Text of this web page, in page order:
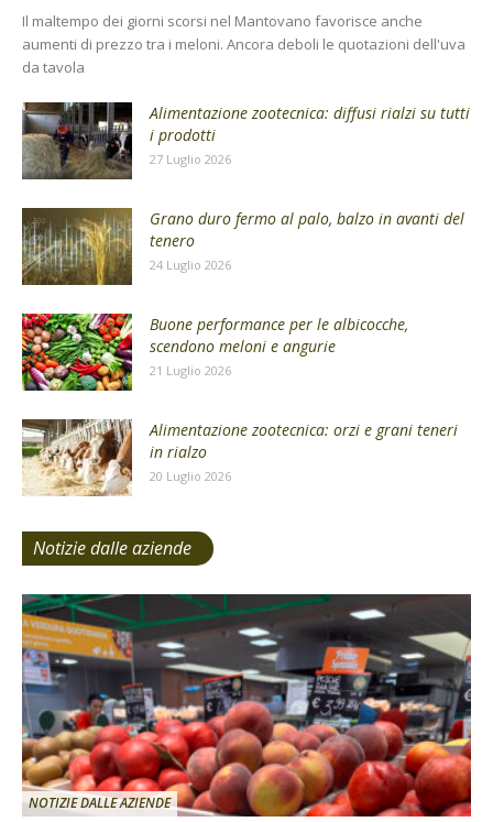
Il maltempo dei giorni scorsi nel Mantovano favorisce anche
aumenti di prezzo tra i meloni. Ancora deboli le quotazioni dell'uva
da tavola
Alimentazione zootecnica: diffusi rialzi su tutti
i prodotti
27 Luglio 2026
Grano duro fermo al palo, balzo in avanti del
tenero
24 Luglio 2026
Buone performance per le albicocche,
scendono meloni e angurie
21 Luglio 2026
Alimentazione zootecnica: orzi e grani teneri
in rialzo
20 Luglio 2026
Notizie dalle aziende
NOTIZIE DALLE AZIENDE